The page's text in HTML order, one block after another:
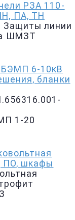
РЗА 110-
ПА, ТН
Защиты линии
ШМЗТ
6-10кВ
бланки
1-20
ПО, шкафы